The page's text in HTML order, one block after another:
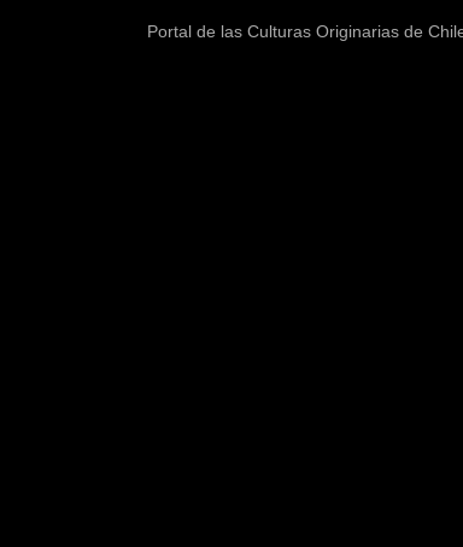
Portal de las Culturas Originarias de